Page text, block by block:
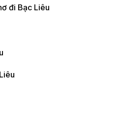
đi Bạc Liêu